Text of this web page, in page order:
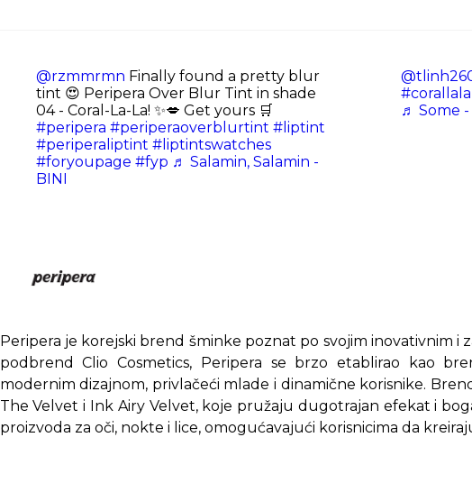
@rzmmrmn Finally found a pretty blur
tint 😍 Peripera Over Blur Tint in shade
04 - Coral-La-La! ✨💋 Get yours 🛒
#peripera #periperaoverblurtint #liptint
#periperaliptint #liptintswatches
#foryoupage #fyp ♬ Salamin, Salamin -
BINI
#corallala
♬ Some
Peripera je korejski brend šminke poznat po svojim inovativnim i
podbrend Clio Cosmetics, Peripera se brzo etablirao kao
modernim dizajnom, privlačeći mlade i dinamične korisnike.
The Velvet i Ink Airy Velvet, koje pružaju dugotrajan efekat i
proizvoda za oči, nokte i lice, omogućavajući korisnicima da